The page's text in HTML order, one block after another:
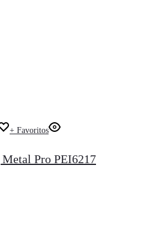
+ Favoritos
Pro PEI6217